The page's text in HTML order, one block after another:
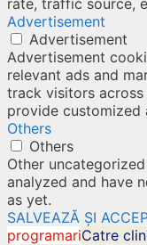
Advertisement
Advertisement
Advertisement
relevant ads and
track visitors
provide customized
Others
Others
Other
analyzed and have
as yet.
SALVEAZĂ ȘI
programariCatre